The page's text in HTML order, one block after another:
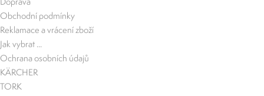
Obchodní podmínky
Reklamace a vrácení zboží
Jak vybrat ...
Ochrana osobních údajů
KÄRCHER
TORK